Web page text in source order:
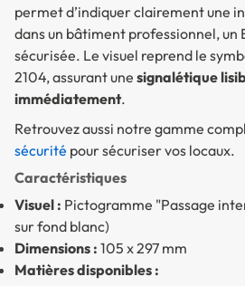
permet d’indiquer clairement une
dans un bâtiment professionnel, un
sécurisée. Le visuel reprend le
2104, assurant une signalétique
immédiatement.
Retrouvez aussi notre gamme
sécurité pour sécuriser vos locaux.
Caractéristiques
Visuel : Pictogramme "Passage
sur fond blanc)
Dimensions : 105 x 297 mm
Matières disponibles :